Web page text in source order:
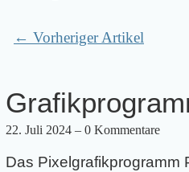
← Vorheriger Artikel
22. Juli 2024 – 0 Kommentare
Das Pixelgrafikprogramm